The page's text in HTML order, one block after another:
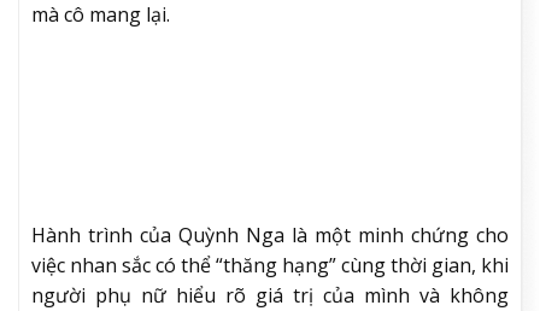
mà cô mang lại.
Hành trình của Quỳnh Nga là một minh chứng cho
việc nhan sắc có thể “thăng hạng” cùng thời gian, khi
người phụ nữ hiểu rõ giá trị của mình và không